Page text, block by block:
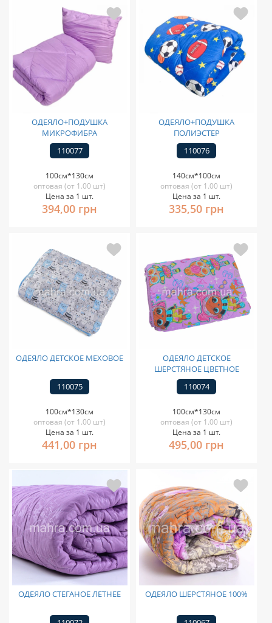
ОДЕЯЛО+ПОДУШКА
МИКРОФИБРА
110077
100см*130см
оптовая (от 1.00 шт)
Цена за 1 шт.
394,00 грн
ОДЕЯЛО+ПОДУШКА
ПОЛИЭСТЕР
110076
140см*100см
оптовая (от 1.00 шт)
Цена за 1 шт.
335,50 грн
ОДЕЯЛО ДЕТСКОЕ МЕХОВОЕ
110075
100см*130см
оптовая (от 1.00 шт)
Цена за 1 шт.
441,00 грн
ОДЕЯЛО ДЕТСКОЕ
ШЕРСТЯНОЕ ЦВЕТНОЕ
110074
100см*130см
оптовая (от 1.00 шт)
Цена за 1 шт.
495,00 грн
ОДЕЯЛО СТЕГАНОЕ ЛЕТНЕЕ ОДЕЯЛО ШЕРСТЯНОЕ 100%